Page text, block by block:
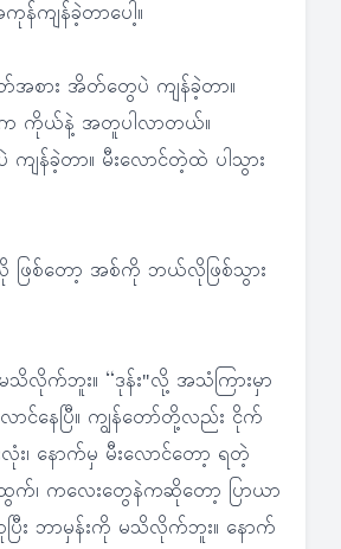
န်ကျန်ခဲ့တာပေါ့။
အစား အိတ်တွေပဲ ကျန်ခဲ့တာ။
ေက ကိုယ်နဲ့ အတူပါလာတယ်။
ျန်ခဲ့တာ။ မီးလောင်တဲ့ထဲ ပါသွား
ြစ်တော့ အစ်ကို ဘယ်လိုဖြစ်သွား
မသိလိုက်ဘူး။ “ဒုန်း"လို့ အသံကြားမှာ
ာင်နေပြီ။ ကျွန်တော်တို့လည်း ငိုက်
၊ နောက်မှ မီးလောင်တော့ ရတဲ့
က်၊ ကလေးတွေနဲကဆိုတော့ ပြာယာ
ြီး ဘာမှန်းကို မသိလိုက်ဘူး။ နောက်